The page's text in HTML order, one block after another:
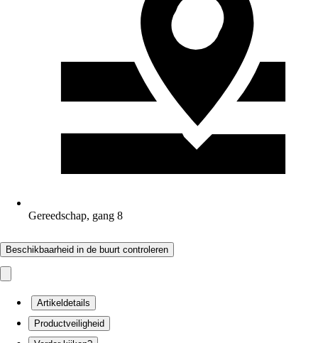
Gereedschap, gang 8
Beschikbaarheid in de buurt controleren
Artikeldetails
Productveiligheid